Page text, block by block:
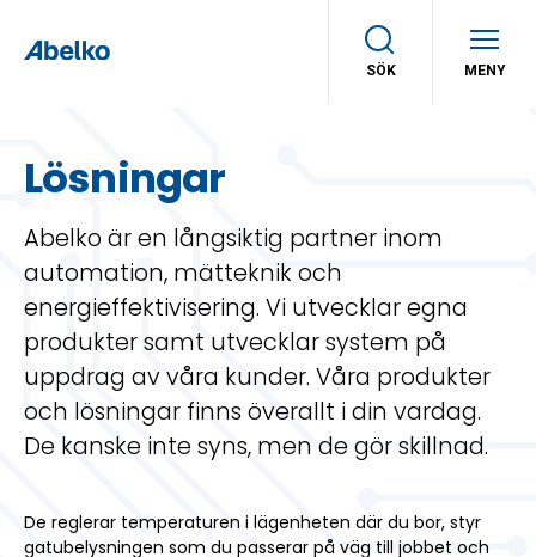
SÖK MENY
Lösningar
Abelko är en långsiktig partner inom
automation, mätteknik och
energieffektivisering. Vi utvecklar egna
produkter samt utvecklar system på
uppdrag av våra kunder. Våra produkter
och lösningar finns överallt i din vardag.
De kanske inte syns, men de gör skillnad.
De reglerar temperaturen i lägenheten där du bor, styr
gatubelysningen som du passerar på väg till jobbet och